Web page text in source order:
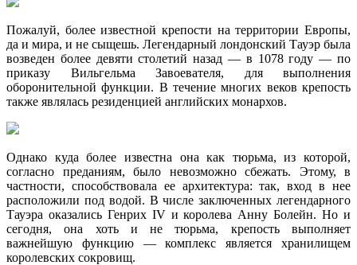
Пожалуй, более известной крепости на территории Европы,
да и мира, и не сыщешь. Легендарный лондонский Тауэр была
возведен более девяти столетий назад — в 1078 году — по
приказу Вильгельма Завоевателя, для выполнения
оборонительной функции. В течение многих веков крепость
также являлась резиденцией английских монархов.
Однако куда более известна она как тюрьма, из которой,
согласно преданиям, было невозможно сбежать. Этому, в
частности, способствовала ее архитектура: так, вход в нее
расположили под водой. В числе заключенных легендарного
Тауэра оказались Генрих IV и королева Анну Болейн. Но и
сегодня, она хоть и не тюрьма, крепость выполняет
важнейшую функцию — комплекс является хранилищем
королевских сокровищ.